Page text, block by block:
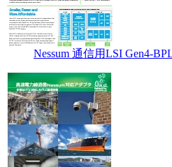
Nessum 通信用LSI Gen4-